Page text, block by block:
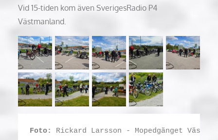
Vid 15-tiden kom även SverigesRadio P4
Västmanland.
Foto: Rickard Larsson - Mopedgänget